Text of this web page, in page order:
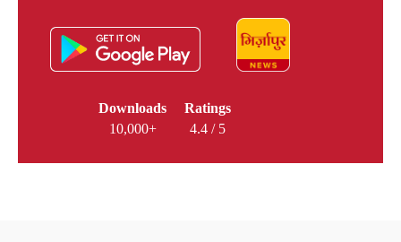
Downloads
10,000+
Ratings
4.4 / 5